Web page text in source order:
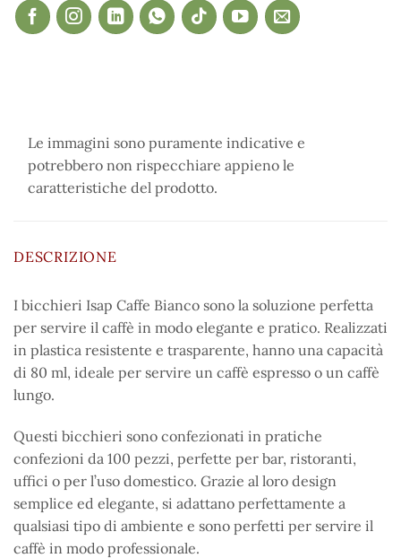
Le immagini sono puramente indicative e
potrebbero non rispecchiare appieno le
caratteristiche del prodotto.
DESCRIZIONE
I bicchieri Isap Caffe Bianco sono la soluzione perfetta
per servire il caffè in modo elegante e pratico. Realizzati
in plastica resistente e trasparente, hanno una capacità
di 80 ml, ideale per servire un caffè espresso o un caffè
lungo.
Questi bicchieri sono confezionati in pratiche
confezioni da 100 pezzi, perfette per bar, ristoranti,
uffici o per l’uso domestico. Grazie al loro design
semplice ed elegante, si adattano perfettamente a
qualsiasi tipo di ambiente e sono perfetti per servire il
caffè in modo professionale.